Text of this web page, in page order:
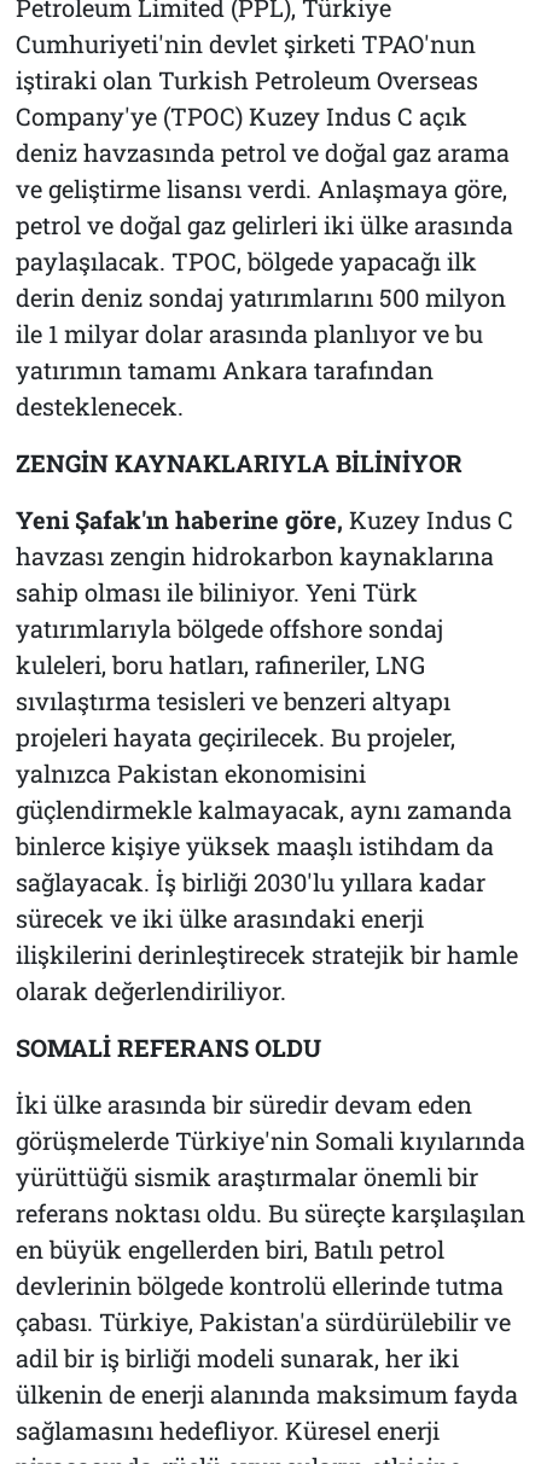
Petroleum Limited (PPL), Türkiye
Cumhuriyeti'nin devlet şirketi TPAO'nun
iştiraki olan Turkish Petroleum Overseas
Company'ye (TPOC) Kuzey Indus C açık
deniz havzasında petrol ve doğal gaz arama
ve geliştirme lisansı verdi. Anlaşmaya göre,
petrol ve doğal gaz gelirleri iki ülke arasında
paylaşılacak. TPOC, bölgede yapacağı ilk
derin deniz sondaj yatırımlarını 500 milyon
ile 1 milyar dolar arasında planlıyor ve bu
yatırımın tamamı Ankara tarafından
desteklenecek.
ZENGİN KAYNAKLARIYLA BİLİNİYOR
Yeni Şafak'ın haberine göre, Kuzey Indus C
havzası zengin hidrokarbon kaynaklarına
sahip olması ile biliniyor. Yeni Türk
yatırımlarıyla bölgede offshore sondaj
kuleleri, boru hatları, rafineriler, LNG
sıvılaştırma tesisleri ve benzeri altyapı
projeleri hayata geçirilecek. Bu projeler,
yalnızca Pakistan ekonomisini
güçlendirmekle kalmayacak, aynı zamanda
binlerce kişiye yüksek maaşlı istihdam da
sağlayacak. İş birliği 2030'lu yıllara kadar
sürecek ve iki ülke arasındaki enerji
ilişkilerini derinleştirecek stratejik bir hamle
olarak değerlendiriliyor.
SOMALİ REFERANS OLDU
İki ülke arasında bir süredir devam eden
görüşmelerde Türkiye'nin Somali kıyılarında
yürüttüğü sismik araştırmalar önemli bir
referans noktası oldu. Bu süreçte karşılaşılan
en büyük engellerden biri, Batılı petrol
devlerinin bölgede kontrolü ellerinde tutma
çabası. Türkiye, Pakistan'a sürdürülebilir ve
adil bir iş birliği modeli sunarak, her iki
ülkenin de enerji alanında maksimum fayda
sağlamasını hedefliyor. Küresel enerji